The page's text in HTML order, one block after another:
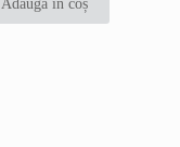
Adaugă în coș